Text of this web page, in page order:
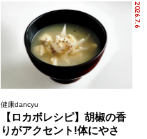
2026.7.6
健康dancyu
【ロカボレシピ】胡椒の香
りがアクセント!体にやさ